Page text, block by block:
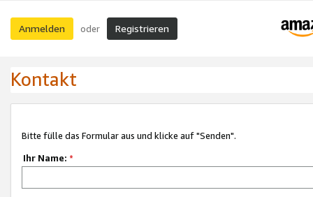
Anmelden oder Registrieren
Kontakt
Bitte fülle das Formular aus und klicke auf "Senden".
Ihr Name: *